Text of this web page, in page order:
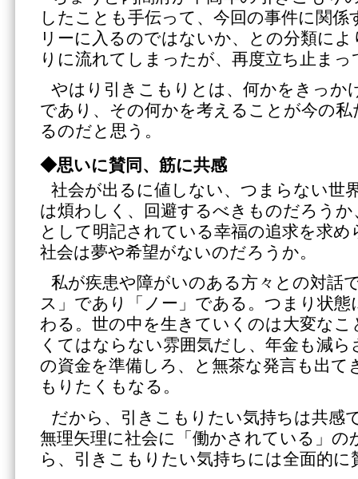
したことも手伝って、今回の事件に関
リーに入るのではないか、との分類に
りに流れてしまったが、再度立ち止ま
やはり引きこもりとは、何かをきっか
であり、その何かを考えることが今の
るのだと思う。
◆思いに賛同、筋に共感
社会が出るに値しない、つまらない世
は煩わしく、回避するべきものだろうか
として明記されている幸福の追求を求
社会は夢や希望がないのだろうか。
私が疾患や障がいのある方々との対話
ス」であり「ノー」である。つまり状
わる。世の中を生きていくのは大変な
くてはならない雰囲気だし、年金も減
の資金を準備しろ、と無茶な発言も出て
もりたくもなる。
だから、引きこもりたい気持ちは共感
無理矢理に社会に「働かされている」
ら、引きこもりたい気持ちには全面的に